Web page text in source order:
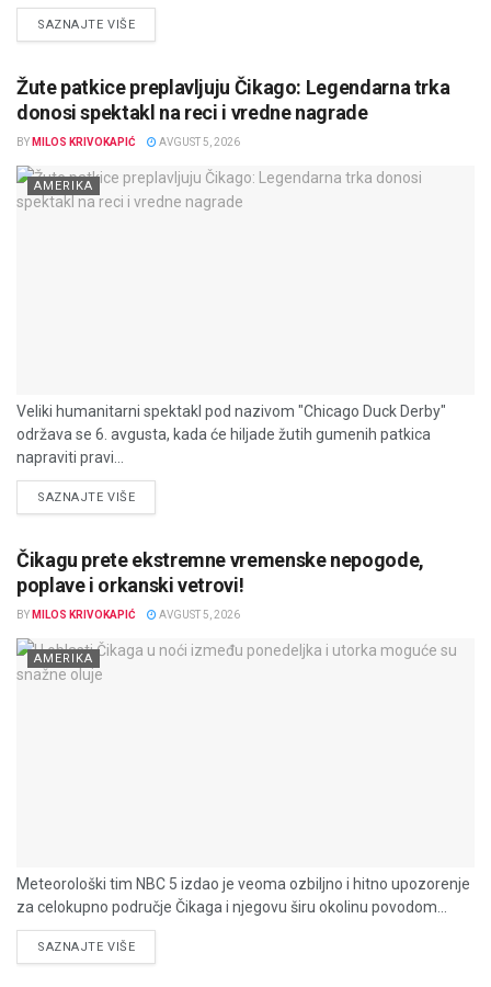
SAZNAJTE VIŠEDETAILS
Žute patkice preplavljuju Čikago: Legendarna trka
donosi spektakl na reci i vredne nagrade
BY MILOS KRIVOKAPIĆ AVGUST 5, 2026
AMERIKA
Veliki humanitarni spektakl pod nazivom "Chicago Duck Derby"
održava se 6. avgusta, kada će hiljade žutih gumenih patkica
napraviti pravi...
SAZNAJTE VIŠEDETAILS
Čikagu prete ekstremne vremenske nepogode,
poplave i orkanski vetrovi!
BY MILOS KRIVOKAPIĆ AVGUST 5, 2026
AMERIKA
Meteorološki tim NBC 5 izdao je veoma ozbiljno i hitno upozorenje
za celokupno područje Čikaga i njegovu širu okolinu povodom...
SAZNAJTE VIŠEDETAILS